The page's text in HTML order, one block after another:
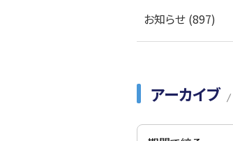
お知らせ (897)
アーカイブ